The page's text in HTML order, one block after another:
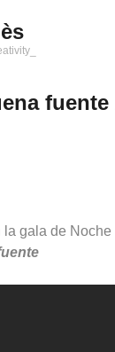
gala de